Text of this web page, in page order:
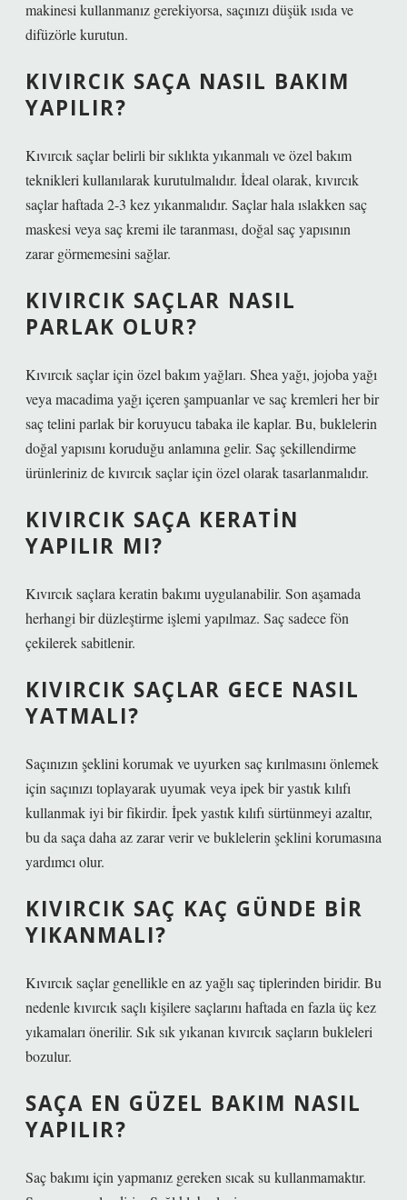
makinesi kullanmanız gerekiyorsa, saçınızı düşük ısıda ve
difüzörle kurutun.
KIVIRCIK SAÇA NASIL BAKIM
YAPILIR?
Kıvırcık saçlar belirli bir sıklıkta yıkanmalı ve özel bakım
teknikleri kullanılarak kurutulmalıdır. İdeal olarak, kıvırcık
saçlar haftada 2-3 kez yıkanmalıdır. Saçlar hala ıslakken saç
maskesi veya saç kremi ile taranması, doğal saç yapısının
zarar görmemesini sağlar.
KIVIRCIK SAÇLAR NASIL
PARLAK OLUR?
Kıvırcık saçlar için özel bakım yağları. Shea yağı, jojoba yağı
veya macadima yağı içeren şampuanlar ve saç kremleri her bir
saç telini parlak bir koruyucu tabaka ile kaplar. Bu, buklelerin
doğal yapısını koruduğu anlamına gelir. Saç şekillendirme
ürünleriniz de kıvırcık saçlar için özel olarak tasarlanmalıdır.
KIVIRCIK SAÇA KERATIN
YAPILIR MI?
Kıvırcık saçlara keratin bakımı uygulanabilir. Son aşamada
herhangi bir düzleştirme işlemi yapılmaz. Saç sadece fön
çekilerek sabitlenir.
KIVIRCIK SAÇLAR GECE NASIL
YATMALI?
Saçınızın şeklini korumak ve uyurken saç kırılmasını önlemek
için saçınızı toplayarak uyumak veya ipek bir yastık kılıfı
kullanmak iyi bir fikirdir. İpek yastık kılıfı sürtünmeyi azaltır,
bu da saça daha az zarar verir ve buklelerin şeklini korumasına
yardımcı olur.
KIVIRCIK SAÇ KAÇ GÜNDE BIR
YIKANMALI?
Kıvırcık saçlar genellikle en az yağlı saç tiplerinden biridir. Bu
nedenle kıvırcık saçlı kişilere saçlarını haftada en fazla üç kez
yıkamaları önerilir. Sık sık yıkanan kıvırcık saçların bukleleri
bozulur.
SAÇA EN GÜZEL BAKIM NASIL
YAPILIR?
Saç bakımı için yapmanız gereken sıcak su kullanmamaktır.